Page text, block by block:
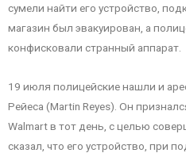
сумели найти его устройство,
магазин был эвакуирован, а
конфисковали странный аппарат.
19 июля полицейские нашли и
Рейеса (Martin Reyes). Он
Walmart в тот день, с целью
сказал, что его устройство, при